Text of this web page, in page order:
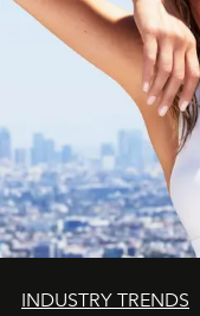
INDUSTRY TRENDS